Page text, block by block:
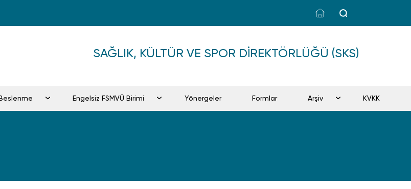
SAĞLIK, KÜLTÜR VE SPOR DIREKTÖRLÜĞÜ (SKS)
Beslenme Engelsiz FSMVÜ Birimi Yönergeler Formlar Arşiv KVKK